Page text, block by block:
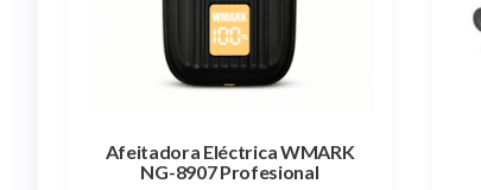
Afeitadora Eléctrica WMARK
NG-8907 Profesional